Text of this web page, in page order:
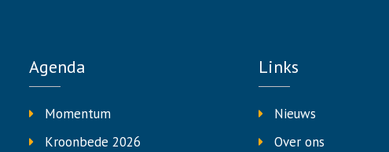
Agenda
Momentum
Kroonbede 2026
Links
Nieuws
Over ons